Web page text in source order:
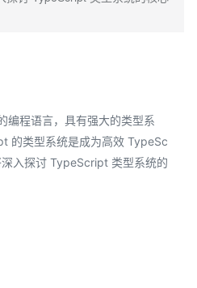
编程语言，具有强大的类型系
的类型系统是成为高效 TypeSc
入探讨 TypeScript 类型系统的